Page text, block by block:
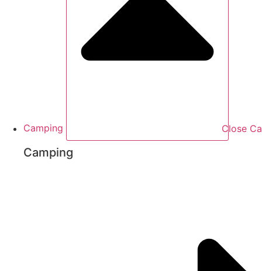
Camping Close
Camping